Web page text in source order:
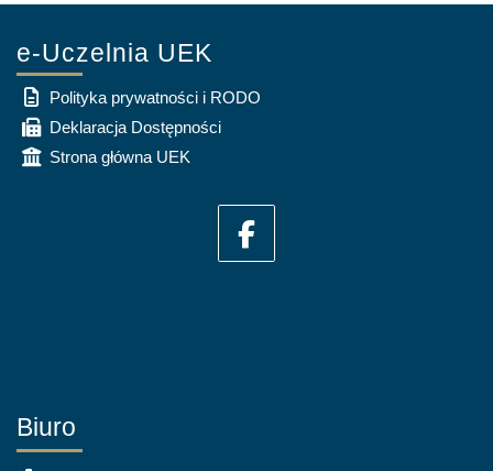
e-Uczelnia UEK
Polityka prywatności i RODO
Deklaracja Dostępności
Strona główna UEK
Biuro